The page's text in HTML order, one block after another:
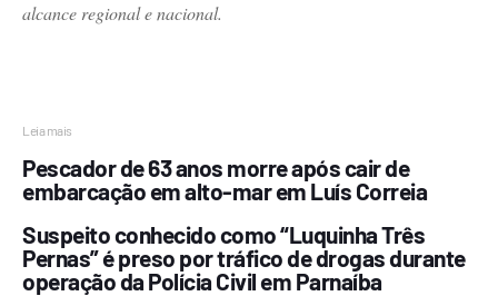
alcance regional e nacional.
Leia mais
Pescador de 63 anos morre após cair de
embarcação em alto-mar em Luís Correia
Suspeito conhecido como “Luquinha Três
Pernas” é preso por tráfico de drogas durante
operação da Polícia Civil em Parnaíba